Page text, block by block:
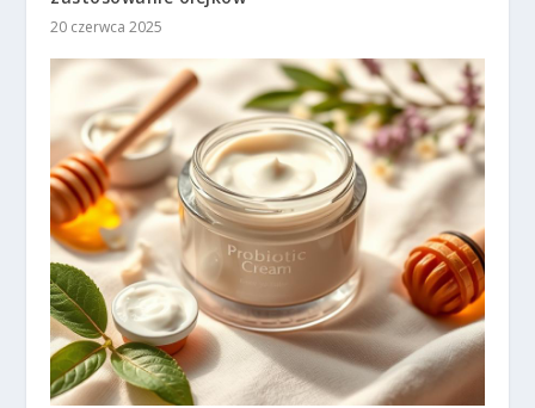
20 czerwca 2025